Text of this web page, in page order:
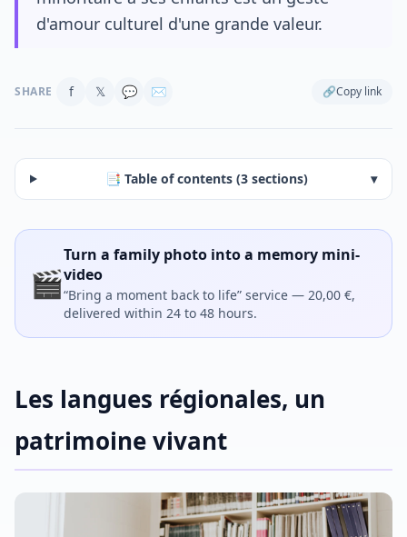
d'amour culturel d'une grande valeur.
SHARE f 𝕏 💬 ✉ 🔗Copy link
📑 Table of contents (3 sections) ▾
🎬
Turn a family photo into a memory mini-
video
“Bring a moment back to life” service — 20,00 €,
delivered within 24 to 48 hours.
Les langues régionales, un
patrimoine vivant